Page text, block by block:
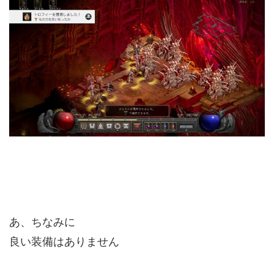
あ、ちなみに
良い装備はありません